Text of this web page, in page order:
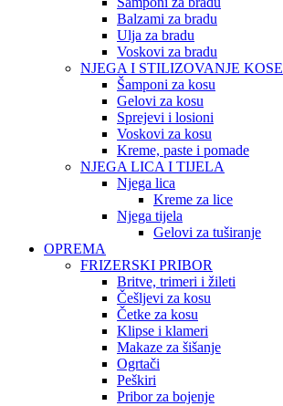
Balzami za bradu
Ulja za bradu
Voskovi za bradu
NJEGA I STILIZOVANJE KOSE
Šamponi za kosu
Gelovi za kosu
Sprejevi i losioni
Voskovi za kosu
Kreme, paste i pomade
NJEGA LICA I TIJELA
Njega lica
Kreme za lice
Njega tijela
Gelovi za tuširanje
OPREMA
FRIZERSKI PRIBOR
Britve, trimeri i žileti
Češljevi za kosu
Četke za kosu
Klipse i klameri
Makaze za šišanje
Ogrtači
Peškiri
Pribor za bojenje